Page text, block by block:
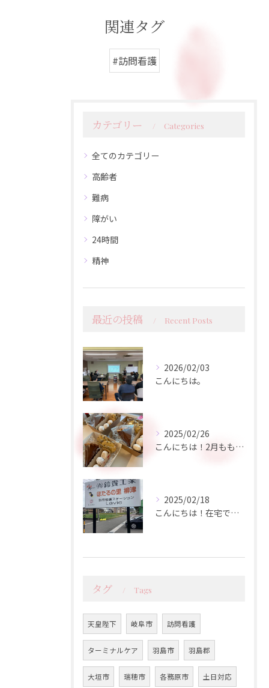
関連タグ
#訪問看護
カテゴリー Categories
全てのカテゴリー
高齢者
難病
障がい
24時間
精神
最近の投稿 Recent Posts
2026/02/03
こんにちは。
2025/02/26
こんにちは！2月ももう終盤ですが、皆さんいかがお過ごしですか...
2025/02/18
こんにちは！在宅でのケアが必要な方にとって、訪問看護は心強い...
タグ Tags
天皇陛下 岐阜市 訪問看護
ターミナルケア 羽島市 羽島郡
大垣市 瑞穂市 各務原市 土日対応